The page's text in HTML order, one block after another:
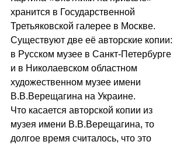
хранится в Государственной
Третьяковской галерее в Москве.
Существуют две её авторские копии:
в Русском музее в Санкт-Петербурге
и в Николаевском областном
художественном музее имени
В.В.Верещагина на Украине.
Что касается авторской копии из
музея имени В.В.Верещагина, то
долгое время считалось, что это